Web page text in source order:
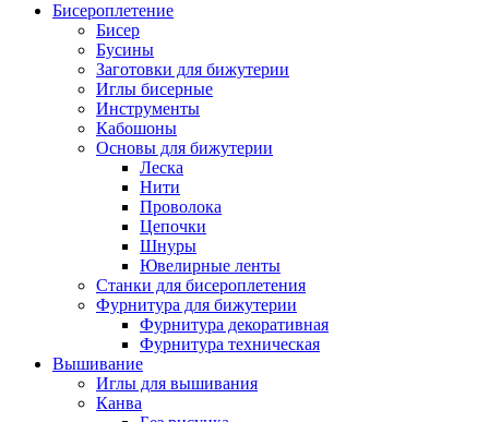
Бисероплетение
Бисер
Бусины
Заготовки для бижутерии
Иглы бисерные
Инструменты
Кабошоны
Основы для бижутерии
Леска
Нити
Проволока
Цепочки
Шнуры
Ювелирные ленты
Станки для бисероплетения
Фурнитура для бижутерии
Фурнитура декоративная
Фурнитура техническая
Вышивание
Иглы для вышивания
Канва